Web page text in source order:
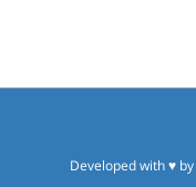
Developed with ♥ by